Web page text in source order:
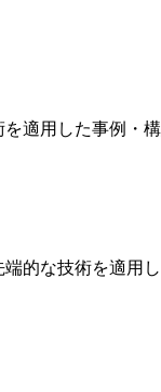
適用した事例・
的な技術を適用